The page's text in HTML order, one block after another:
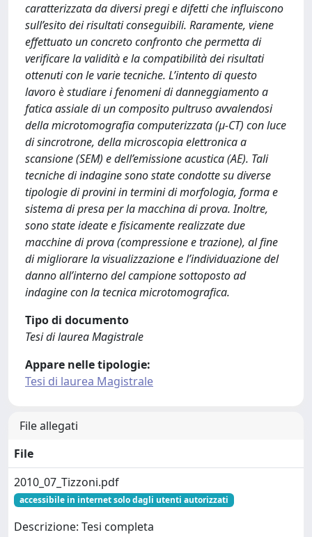
caratterizzata da diversi pregi e difetti che influiscono
sull’esito dei risultati conseguibili. Raramente, viene
effettuato un concreto confronto che permetta di
verificare la validità e la compatibilità dei risultati
ottenuti con le varie tecniche. L’intento di questo
lavoro è studiare i fenomeni di danneggiamento a
fatica assiale di un composito pultruso avvalendosi
della microtomografia computerizzata (μ-CT) con luce
di sincrotrone, della microscopia elettronica a
scansione (SEM) e dell’emissione acustica (AE). Tali
tecniche di indagine sono state condotte su diverse
tipologie di provini in termini di morfologia, forma e
sistema di presa per la macchina di prova. Inoltre,
sono state ideate e fisicamente realizzate due
macchine di prova (compressione e trazione), al fine
di migliorare la visualizzazione e l’individuazione del
danno all’interno del campione sottoposto ad
indagine con la tecnica microtomografica.
Tipo di documento
Tesi di laurea Magistrale
Appare nelle tipologie:
Tesi di laurea Magistrale
File allegati
File
2010_07_Tizzoni.pdf
accessibile in internet solo dagli utenti autorizzati
Descrizione: Tesi completa